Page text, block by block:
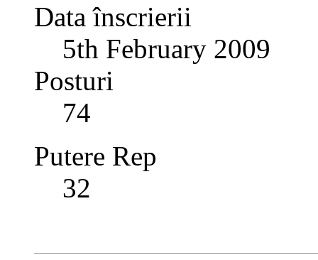
Data înscrierii
5th February 2009
Posturi
74
Putere Rep
32